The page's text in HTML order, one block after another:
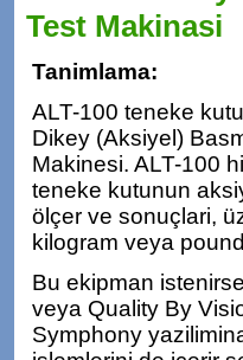
Test Makinasi
Tanimlama:
ALT-100 teneke
Dikey (Aksiyel)
Makinesi. ALT-100
teneke kutunun
ölçer ve sonuçlari,
kilogram veya
Bu ekipman
veya Quality By
Symphony